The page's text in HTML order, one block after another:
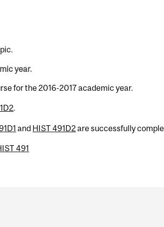
year.
for the 2016-2017 academic year.
.
and HIST 491D2are successfully
491